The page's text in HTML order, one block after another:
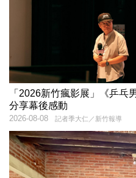
「2026新竹瘋影展」《乒
分享幕後感動
記者季大仁／新竹報導
2026-08-08